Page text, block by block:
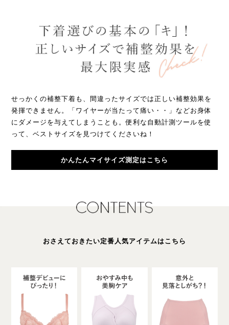
せっかくの補整下着も、間違ったサイズでは正しい補整効果を
発揮できません。「ワイヤーが当たって痛い・・」などお身体
にダメージを与えてしまうことも。便利な自動計測ツールを使
って、ベストサイズを見つけてくださいね！
かんたんマイサイズ測定はこちら
おさえておきたい定番人気アイテムはこちら